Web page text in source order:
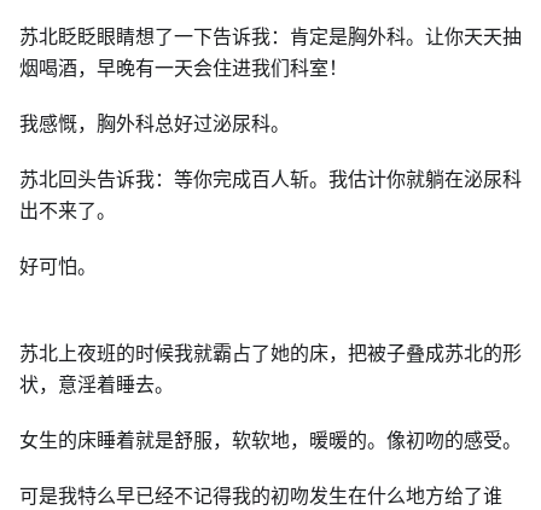
苏北眨眨眼睛想了一下告诉我：肯定是胸外科。让你天天抽
烟喝酒，早晚有一天会住进我们科室！
我感慨，胸外科总好过泌尿科。
苏北回头告诉我：等你完成百人斩。我估计你就躺在泌尿科
出不来了。
好可怕。
苏北上夜班的时候我就霸占了她的床，把被子叠成苏北的形
状，意淫着睡去。
女生的床睡着就是舒服，软软地，暖暖的。像初吻的感受。
可是我特么早已经不记得我的初吻发生在什么地方给了谁